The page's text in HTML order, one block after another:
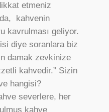
etmeniz
kahvenin
kavrulması geliyor.
diye soranlara biz
damak zevkinize
kahvedir.” Sizin
hangisi?
severlere, her
kahve